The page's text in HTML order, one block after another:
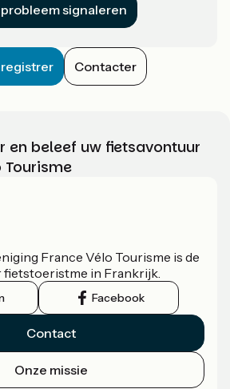
probleem signaleren
Contacter
en beleef uw fietsavontuur
Tourisme
France Vélo Tourisme is de
fietstoeristme in Frankrijk.
Facebook
Contact
Onze missie